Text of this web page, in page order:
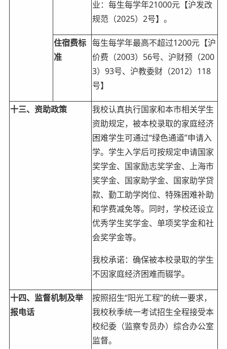
业：每生每学年21000元【沪发改
规范（2025）2号】。
住宿费标
准
每生每学年最高不超过1200元【沪
价费（2003）56号、沪财预（200
3）93号、沪教委财（2012）118
号】
十三、资助政策
我校认真执行国家和本市相关学生
资助规定，被本校录取的家庭经济
困难学生可通过“绿色通道”申请入
学。学生入学后可按规定申请国家
奖学金、国家励志奖学金、上海市
奖学金、国家助学金、国家助学贷
款、勤工助学岗位、特殊困难补助
和学费减免等。同时，学校还设立
优秀学生奖学金、单项奖学金和社
会奖学金等。
我校承诺：确保被本校录取的学生
不因家庭经济困难而辍学。
十四、监督机制及举
报电话
按照招生“阳光工程”的统一要求，
我校秋季统一考试招生全程接受本
校纪委（监察专员办）综合办公室
监督。